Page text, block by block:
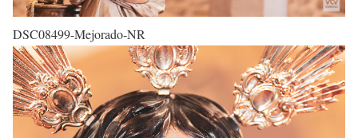
DSC08499-Mejorado-NR